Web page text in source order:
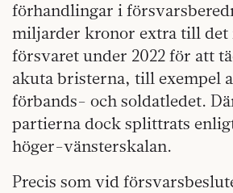
förhandlingar i
miljarder kronor extra till det
försvaret under 2022 för att
akuta bristerna, till exempel
förbands- och soldatledet.
partierna dock splittrats
höger-vänsterskalan.
Precis som vid